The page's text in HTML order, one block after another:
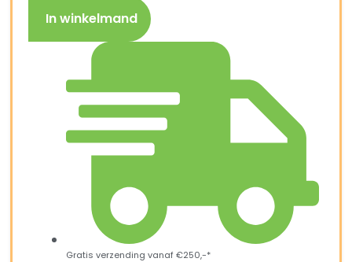
In winkelmand
Gratis verzending vanaf €250,-*